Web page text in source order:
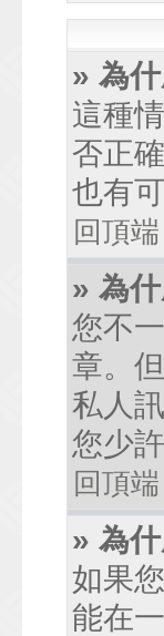
» 為
這種
否正
也有
回頂端
» 為
您不
章。
私人
您少
回頂端
» 為
如果
能在